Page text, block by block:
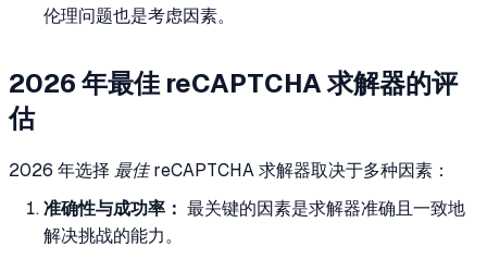
伦理问题也是考虑因素。
2026 年最佳 reCAPTCHA 求解器的评
估
2026 年选择 最佳reCAPTCHA 求解器取决于多种因素：
准确性与成功率： 最关键的因素是求解器准确且一致地
解决挑战的能力。